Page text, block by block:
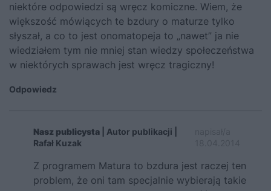
niektóre odpowiedzi są wręcz komiczne. Wiem, że
większość mówiących te bzdury o maturze tylko
słyszał, a co to jest onomatopeja to „nawet” ja nie
wiedziałem tym nie mniej stan wiedzy społeczeństwa
w niektórych sprawach jest wręcz tragiczny!
Odpowiedz
Nasz publicysta | Autor publikacji |
Rafał Kuzak
Z programem Matura to bzdura jest raczej ten
problem, że oni tam specjalnie wybierają takie